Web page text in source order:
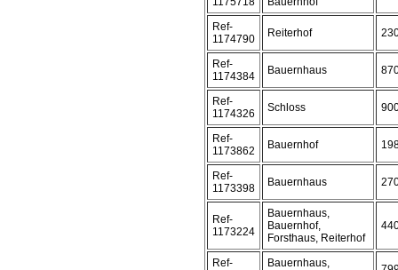
Ref-
1174790
Reiterhof
Ref-
1174384
Bauernhaus
Ref-
1174326
Schloss
Ref-
1173862
Bauernhof
Ref-
1173398
Bauernhaus
Ref-
1173224
Bauernhaus,
Bauernhof,
Forsthaus, Reiterhof
Ref-
Bauernhaus,